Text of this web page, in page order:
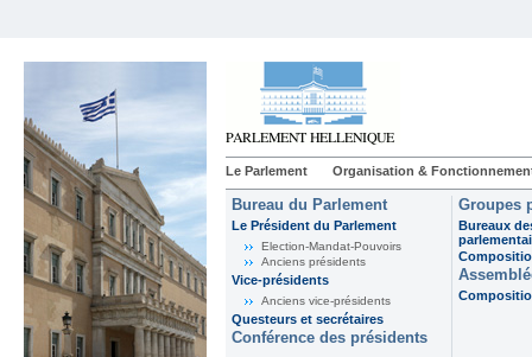
Le Parlement Organisation &
Bureau du Parlement
Le Président du Parlement
Election-Mandat-Pouvoirs
Anciens présidents
Vice-présidents
Anciens vice-présidents
Questeurs et secrétaires
Conférence des présidents
Groupes
Bureaux